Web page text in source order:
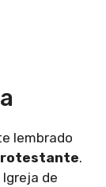
lembrado
.
de